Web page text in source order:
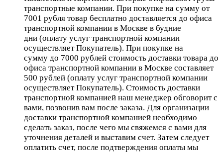
транспортные компании. При покупке на сумму от
7001 рубля товар бесплатно доставляется до офиса
транспортной компании в Москве в будние
дни (оплату услуг транспортной компании
осуществляет Покупатель). При покупке на
сумму до 7000 рублей стоимость доставки товара до
офиса транспортной компании в Москве составляет
500 рублей (оплату услуг транспортной компании
осуществляет Покупатель). Стоимость доставки
транспортной компанией наш менеджер обговорит с
вами, позвонив вам после заказа. Для организации
доставки транспортной компанией необходимо
сделать заказ, после чего мы свяжемся с вами для
уточнения деталей и выставим счет. Затем следует
оплатить счет, после подтверждения оплаты мы